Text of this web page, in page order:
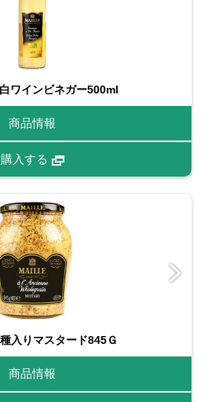
ワインビネガー500ml
商品情報
購入する
入りマスタード845Ｇ
商品情報